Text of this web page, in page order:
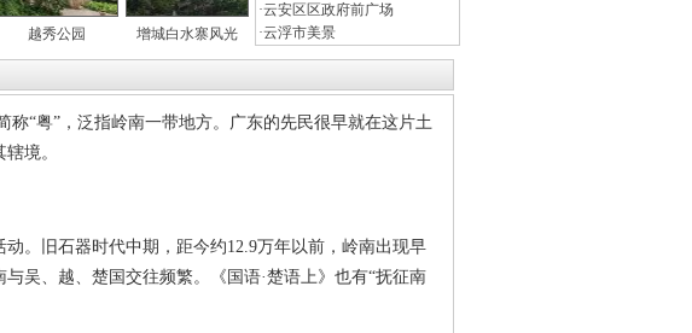
越秀公园 增城白水寨风光
·云安区区政府前广场
·云浮市美景
“粤”，泛指岭南一带地方。广东的先民很早就在这片土
境。
。旧石器时代中期，距今约12.9万年以前，岭南出现早
吴、越、楚国交往频繁。《国语·楚语上》也有“抚征南